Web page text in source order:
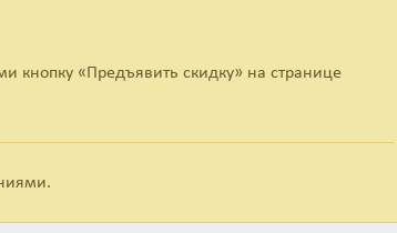
кнопку «Предъявить скидку» на странице